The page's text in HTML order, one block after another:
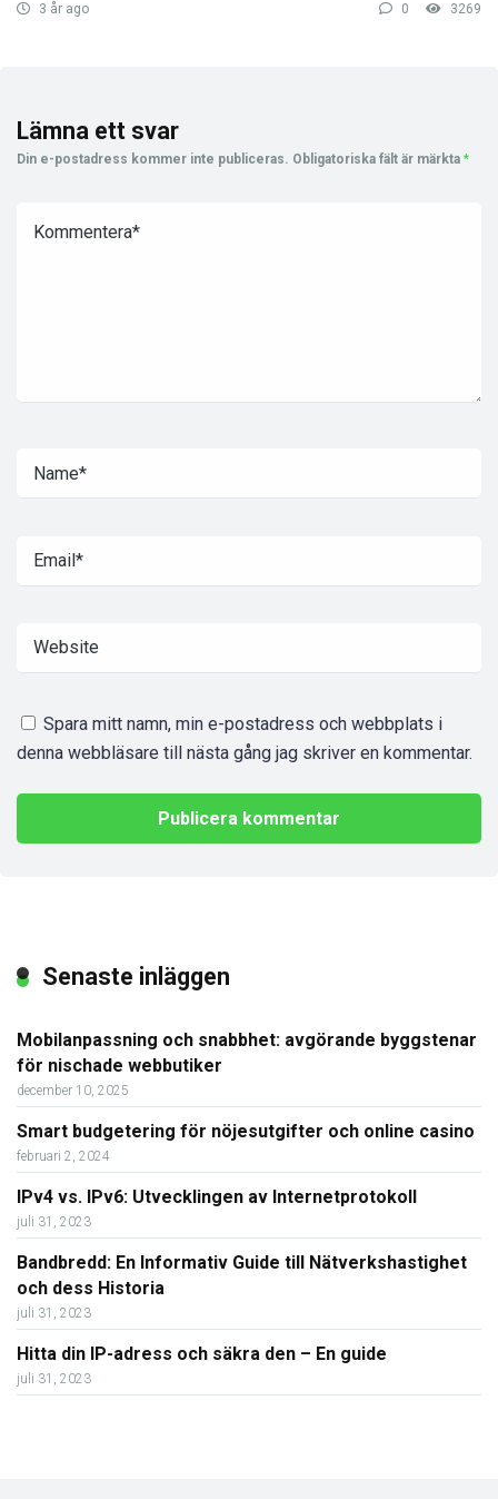
3 år ago 0 3269
Lämna ett svar
Din e-postadress kommer inte publiceras. Obligatoriska fält är märkta *
Spara mitt namn, min e-postadress och webbplats i
denna webbläsare till nästa gång jag skriver en kommentar.
Senaste inläggen
Mobilanpassning och snabbhet: avgörande byggstenar
för nischade webbutiker
december 10, 2025
Smart budgetering för nöjesutgifter och online casino
februari 2, 2024
IPv4 vs. IPv6: Utvecklingen av Internetprotokoll
juli 31, 2023
Bandbredd: En Informativ Guide till Nätverkshastighet
och dess Historia
juli 31, 2023
Hitta din IP-adress och säkra den – En guide
juli 31, 2023